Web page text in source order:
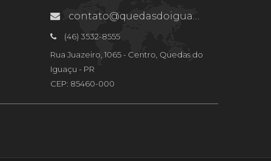
contato@quedasdoiguacu.pr.gov.br
(46) 3532-8555
Rua Juazeiro, 1065 - Centro, Quedas do
Iguaçu - PR
CEP: 85460-000